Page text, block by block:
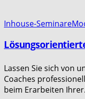
Inhouse-Seminare
Lassen Sie sich von
Coaches
beim Erarbeiten